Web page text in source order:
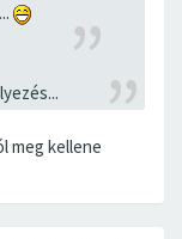
meg kellene